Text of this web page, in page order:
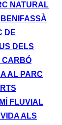
NATURAL
DE
DELS
CARBÓ
AL PARC
FLUVIAL
ALS